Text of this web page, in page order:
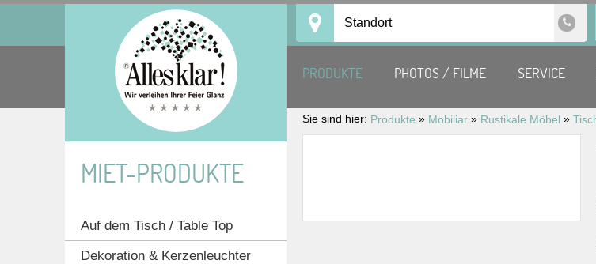
Standort
PRODUKTE PHOTOS / FILME SERVICE
Sie sind hier: Produkte » Mobiliar » Rustikale Möbel »
MIET-PRODUKTE
Auf dem Tisch / Table Top
Dekoration & Kerzenleuchter